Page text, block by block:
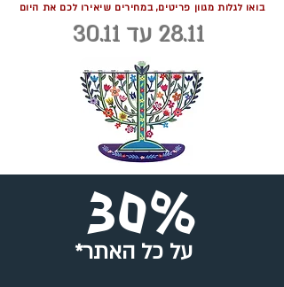
בואו לגלות מגוון פריטים, במחירים שיאירו לכם את היום
28.11 עד 30.11
30%
על כל האתר*